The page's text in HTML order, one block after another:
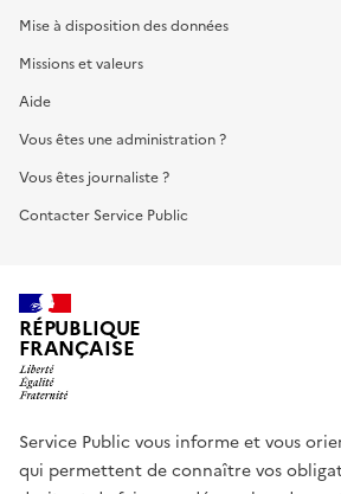
Mise à disposition des données
Missions et valeurs
Aide
Vous êtes une administration ?
Vous êtes journaliste ?
Contacter Service Public
RÉPUBLIQUE
FRANÇAISE
Service Public vous informe et vous
qui permettent de connaître vos